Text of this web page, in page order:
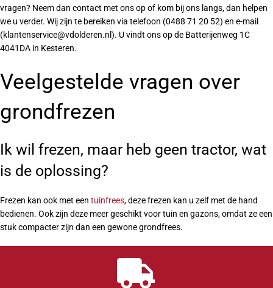
vragen? Neem dan contact met ons op of kom bij ons langs, dan helpen
we u verder. Wij zijn te bereiken via telefoon (0488 71 20 52) en e-mail
(klantenservice@vdolderen.nl). U vindt ons op de Batterijenweg 1C
4041DA in Kesteren.
Veelgestelde vragen over
grondfrezen
Ik wil frezen, maar heb geen tractor, wat
is de oplossing?
Frezen kan ook met een tuinfrees, deze frezen kan u zelf met de hand
bedienen. Ook zijn deze meer geschikt voor tuin en gazons, omdat ze een
stuk compacter zijn dan een gewone grondfrees.